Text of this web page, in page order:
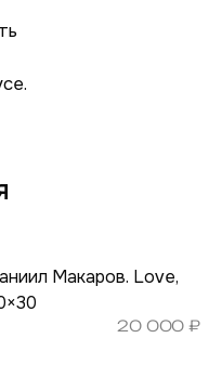
Макаров. Love,
20 000₽